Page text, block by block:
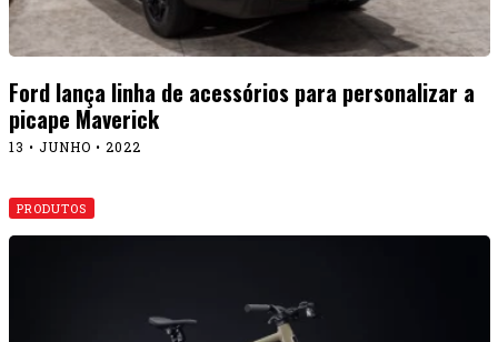
Ford lança linha de acessórios para personalizar a
picape Maverick
13 • JUNHO • 2022
PRODUTOS